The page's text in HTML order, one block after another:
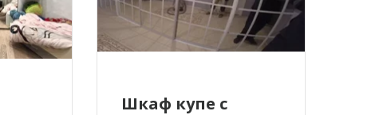
Шкаф купе с